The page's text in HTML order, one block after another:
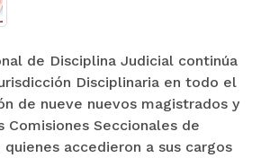
de Disciplina Judicial continúa
Disciplinaria en todo el
de nueve nuevos magistrados y
Comisiones Seccionales de
accedieron a sus cargos